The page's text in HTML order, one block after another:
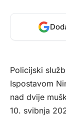
Policijski
Ispostavom
nad dvije
10. svibnja